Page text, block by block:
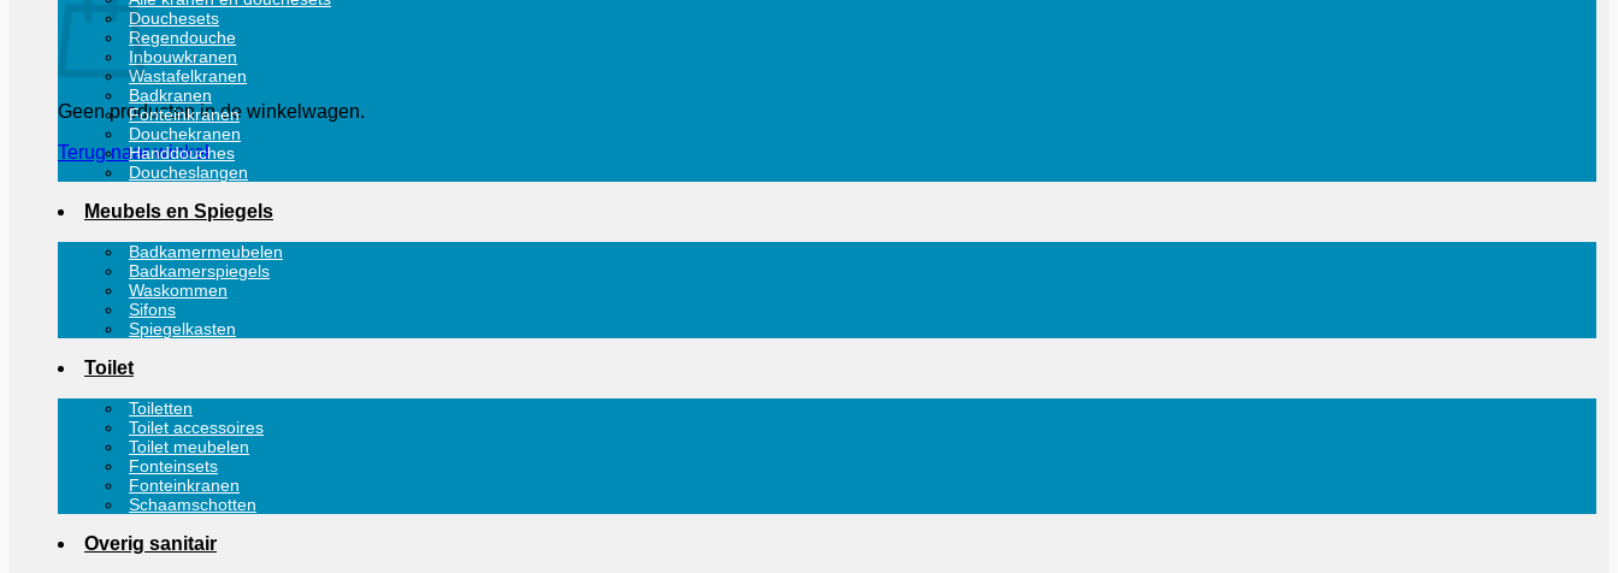
Geen producten in de winkelwagen.
Terug naar winkel
Douchesets
Regendouche
Inbouwkranen
Wastafelkranen
Badkranen
Fonteinkranen
Douchekranen
Handdouches
Doucheslangen
Meubels en Spiegels
Badkamermeubelen
Badkamerspiegels
Waskommen
Sifons
Spiegelkasten
Toilet
Toiletten
Toilet accessoires
Toilet meubelen
Fonteinsets
Fonteinkranen
Schaamschotten
Overig sanitair